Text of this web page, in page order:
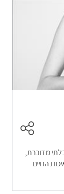
מדוברת,
החיים